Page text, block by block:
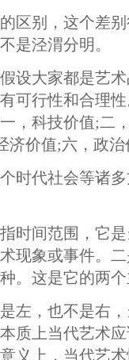
别，这个差别
是泾渭分明。
大家都是艺术
可行性和合理
，科技价值;二
济价值;六，政治
代社会等诸多
间范围，它是
现象或事件。
。这是它的两
，也不是右，
质上当代艺术
义上，当代艺